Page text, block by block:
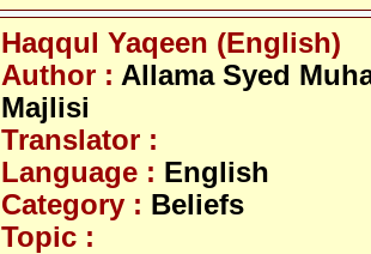
Haqqul Yaqeen (English)
Author : Allama Syed
Majlisi
Translator :
Language : English
Category : Beliefs
Topic :